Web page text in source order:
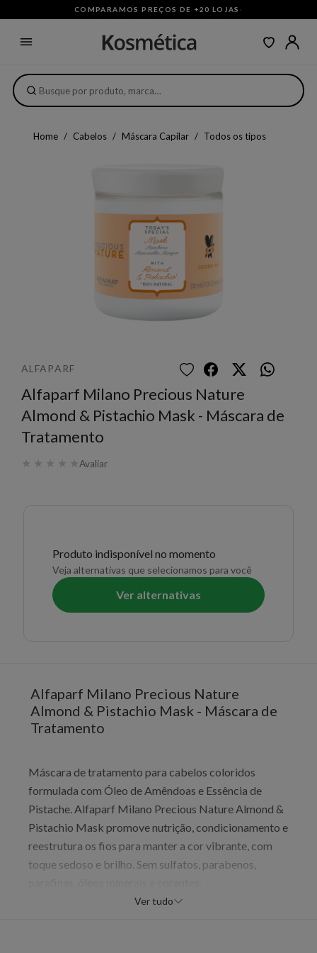
COMPARAMOS PREÇOS DE +20 LOJAS ·
Home Cabelos Máscara Capilar Todos os tipos
ALFAPARF
Alfaparf Milano Precious Nature
Almond & Pistachio Mask - Máscara de
Tratamento
★ ★ ★ ★ ★Avaliar
Produto indisponível no momento
Veja alternativas que selecionamos para você
Ver alternativas
Alfaparf Milano Precious Nature
Almond & Pistachio Mask - Máscara de
Tratamento
Máscara de tratamento para cabelos coloridos
formulada com Óleo de Amêndoas e Essência de
Pistache. Alfaparf Milano Precious Nature Almond &
Pistachio Mask promove nutrição, condicionamento e
reestrutura os fios para manter a cor vibrante, com
toque sedoso e brilho. Sem sulfatos, parabenos,
Ver tudo